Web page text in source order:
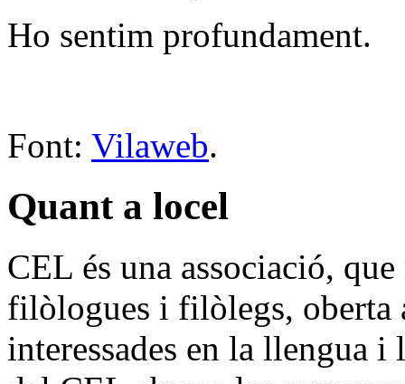
Ho sentim profundament.
Font: Vilaweb.
Quant a locel
CEL és una associació,
filòlogues i filòlegs, oberta
interessades en la llengua